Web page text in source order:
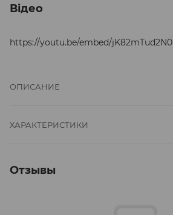
Відео
https://youtu.be/embed/jK82mTud2N0
ОПИСАНИЕ
ХАРАКТЕРИСТИКИ
Отзывы